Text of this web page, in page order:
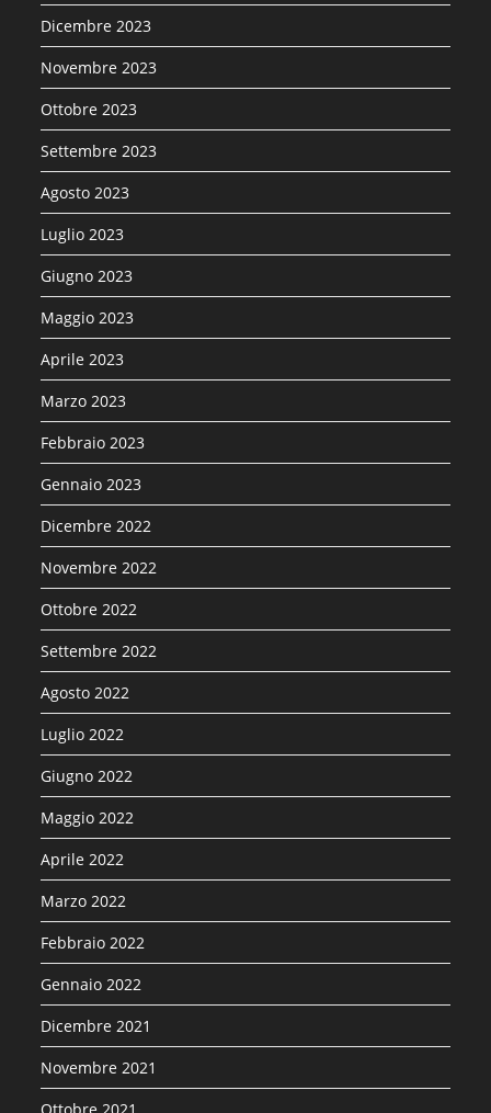
Dicembre 2023
Novembre 2023
Ottobre 2023
Settembre 2023
Agosto 2023
Luglio 2023
Giugno 2023
Maggio 2023
Aprile 2023
Marzo 2023
Febbraio 2023
Gennaio 2023
Dicembre 2022
Novembre 2022
Ottobre 2022
Settembre 2022
Agosto 2022
Luglio 2022
Giugno 2022
Maggio 2022
Aprile 2022
Marzo 2022
Febbraio 2022
Gennaio 2022
Dicembre 2021
Novembre 2021